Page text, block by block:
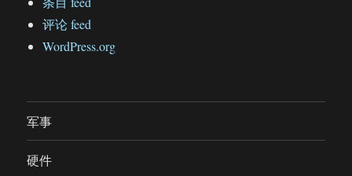
评论 feed
WordPress.org
军事
硬件